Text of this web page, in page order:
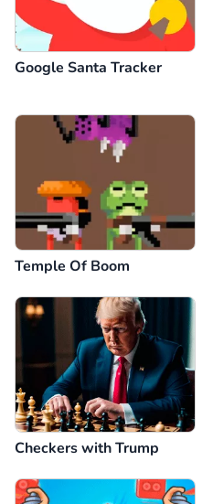
Google Santa Tracker
Temple Of Boom
Checkers with Trump